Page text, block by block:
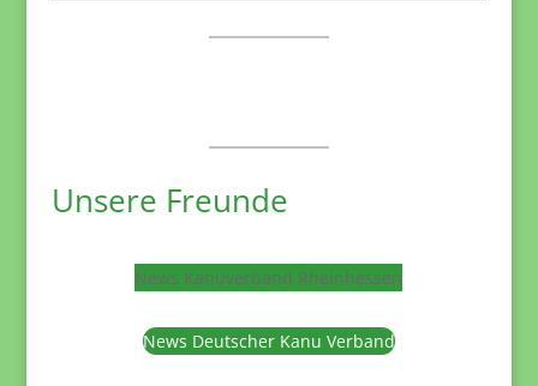
Unsere Freunde
News Kanuverband Rheinhessen
News Deutscher Kanu Verband